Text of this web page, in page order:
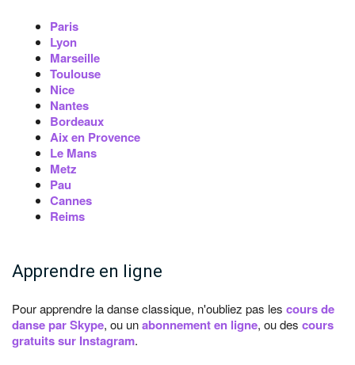
Paris
Lyon
Marseille
Toulouse
Nice
Nantes
Bordeaux
Aix en Provence
Le Mans
Metz
Pau
Cannes
Reims
Apprendre en ligne
Pour apprendre la danse classique, n'oubliez pas les cours de
danse par Skype, ou unabonnement en ligne, ou des cours
gratuits sur Instagram.